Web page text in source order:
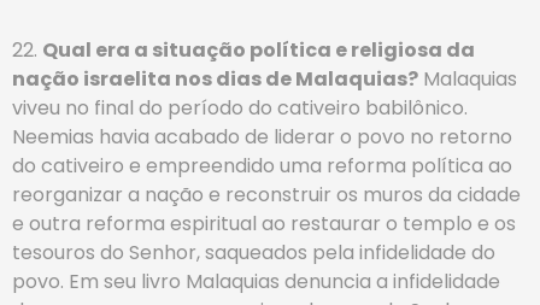
22. Qual era a situação política e religiosa da
nação israelita nos dias de Malaquias? Malaquias
viveu no final do período do cativeiro babilônico.
Neemias havia acabado de liderar o povo no retorno
do cativeiro e empreendido uma reforma política ao
reorganizar a nação e reconstruir os muros da cidade
e outra reforma espiritual ao restaurar o templo e os
tesouros do Senhor, saqueados pela infidelidade do
povo. Em seu livro Malaquias denuncia a infidelidade